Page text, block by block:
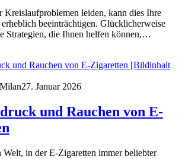
Kreislaufproblemen leiden, kann dies Ihre
beeinträchtigen. Glücklicherweise
Strategien, die Ihnen helfen können,…
27. Januar 2026
und Rauchen von E-
Welt, in der E-Zigaretten immer beliebter